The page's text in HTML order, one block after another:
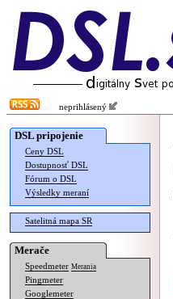
neprihlásený
DSL pripojenie
Ceny DSL
Dostupnosť DSL
Fórum o DSL
Výsledky meraní
Satelitná mapa SR
Merače
Speedmeter Merania
Pingmeter
Googlemeter